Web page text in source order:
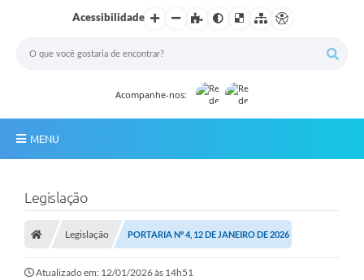
Acessibilidade
Acompanhe-nos:
MENU
2º Via
Ouvidoria
Tarifa de água
Legislação
Legislação PORTARIA Nº 4, 12 DE JANEIRO DE 2026
Atualizado em: 12/01/2026 às 14h51